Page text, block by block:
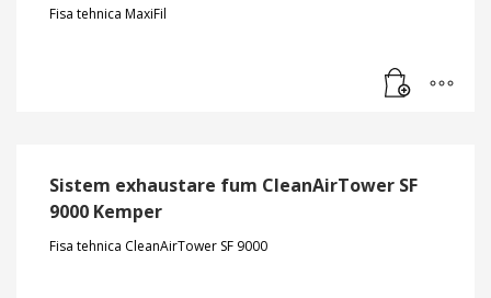
Fisa tehnica MaxiFil
Sistem exhaustare fum CleanAirTower SF
9000 Kemper
Fisa tehnica CleanAirTower SF 9000